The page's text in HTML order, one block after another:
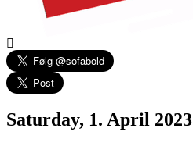
Saturday, 1. April 2023